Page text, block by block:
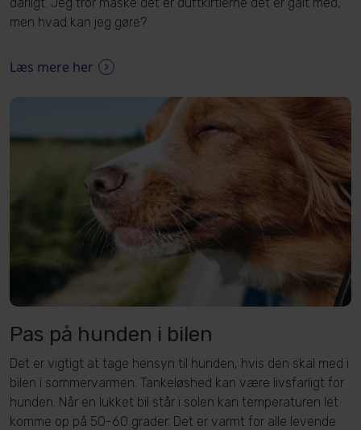
men hvad kan jeg gøre?
Læs mere her
Pas på hunden i bilen
Det er vigtigt at tage hensyn til hunden, hvis den skal med i
bilen i sommervarmen. Tankeløshed kan være livsfarligt for
hunden. Når en lukket bil står i solen kan temperaturen let
komme op på 50-60 grader. Det er varmt for alle levende